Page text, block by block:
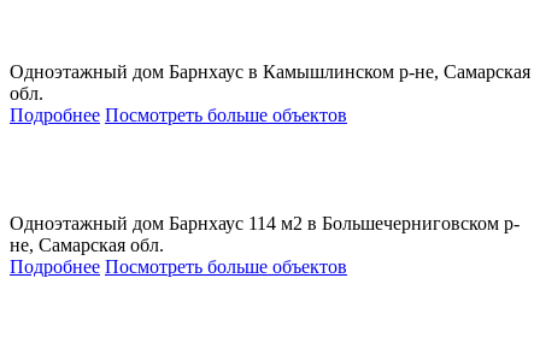
Одноэтажный дом Барнхаус в Камышлинском р-не, Самарская
обл.
Подробнее Посмотреть больше объектов
Одноэтажный дом Барнхаус 114 м2 в Большечерниговском р-
не, Самарская обл.
Подробнее Посмотреть больше объектов